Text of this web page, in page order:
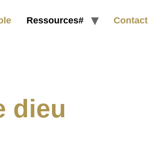
Ressources# Contact
dieu